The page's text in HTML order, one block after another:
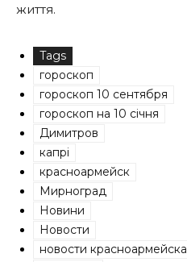
життя.
Tags
гороскоп
гороскоп 10 сентября
гороскоп на 10 січня
Димитров
капрі
красноармейск
Мирноград
Новини
Новости
новости красноармейска